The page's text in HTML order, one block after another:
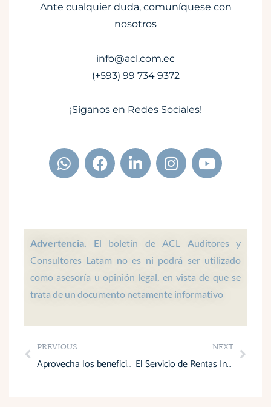
Ante cualquier duda, comuníquese con
nosotros
info@acl.com.ec
(+593) 99 734 9372
¡Síganos en Redes Sociales!
W
h
a
a
p
p
F
a
c
o
o
k
L
i
n
d
i
n
I
n
s
g
r
a
m
Y
o
u
b
e
Advertencia. El boletín de ACL Auditores y
Consultores Latam no es ni podrá ser utilizado
como asesoría u opinión legal, en vista de que se
trata de un documento netamente informativo
Prev
PREVIOUS
Aprovecha los beneficios de la devolución del IVA en proyectos inmobiliarios
NEXT
El Servicio de Rentas Internas controla a empresas recicladoras de botellas